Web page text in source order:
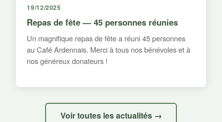
19/12/2025
Repas de fête — 45 personnes réunies
Un magnifique repas de fête a réuni 45 personnes
au Café Ardennais. Merci à tous nos bénévoles et à
nos généreux donateurs !
Voir toutes les actualités →